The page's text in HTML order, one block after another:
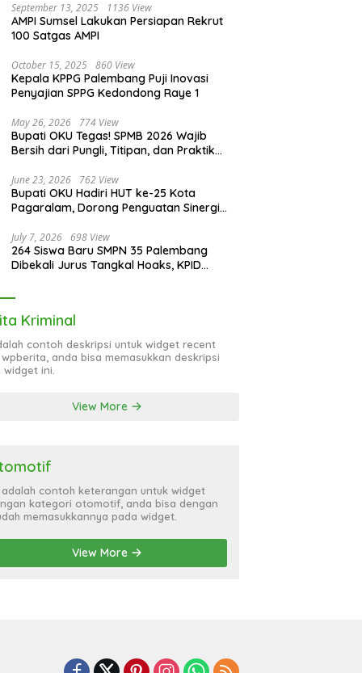
September 13, 2025 1136 View
AMPI Sumsel Lakukan Persiapan Rekrut
100 Satgas AMPI
October 15, 2025 860 View
Kepala KPPG Palembang Puji Inovasi
Penyajian SPPG Kedondong Raye 1
May 26, 2026 774 View
Bupati OKU Tegas! SPMB 2026 Wajib
Bersih dari Pungli, Titipan, dan Praktik
June 23, 2026 762 View
Bupati OKU Hadiri HUT ke-25 Kota
Pagaralam, Dorong Penguatan Sinergi
July 7, 2026 698 View
264 Siswa Baru SMPN 35 Palembang
Dibekali Jurus Tangkal Hoaks, KPID
Kriminal
contoh deskripsi untuk widget recent
anda bisa memasukkan deskripsi
widget ini.
View More
adalah contoh keterangan untuk widget
kategori otomotif, anda bisa dengan
memasukkannya pada widget.
View More